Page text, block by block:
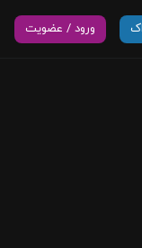
ورود / عضویت